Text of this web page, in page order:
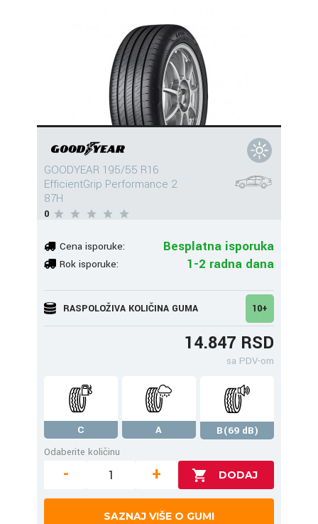
GOODYEAR 195/55 R16
EfficientGrip Performance 2
87H
0
Cena isporuke: Besplatna isporuka
Rok isporuke: 1-2 radna dana
RASPOLOŽIVA KOLIČINA GUMA 10+
14.847 RSD
sa PDV-om
C A
B(69 dB)
Odaberite količinu
- +
SAZNAJ VIŠE O GUMI